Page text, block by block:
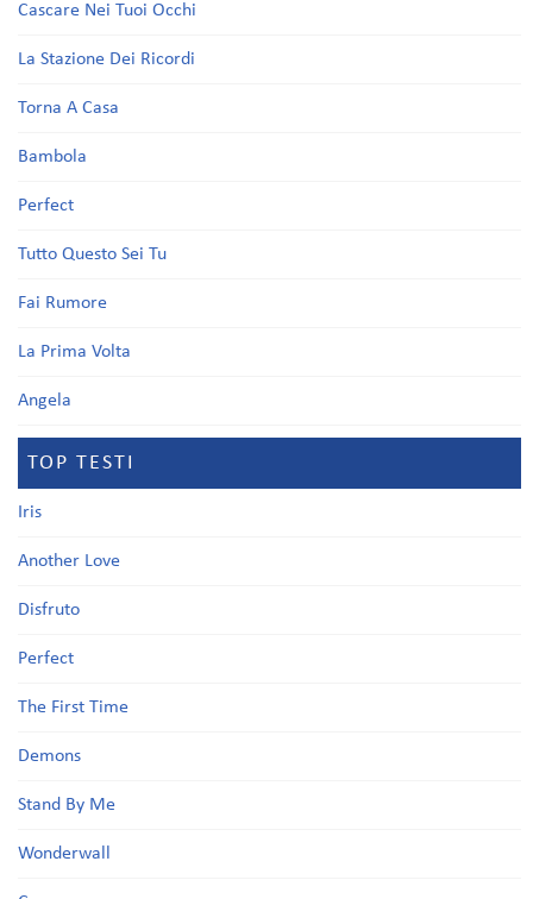
Cascare Nei Tuoi Occhi
La Stazione Dei Ricordi
Torna A Casa
Bambola
Perfect
Tutto Questo Sei Tu
Fai Rumore
La Prima Volta
Angela
TOP TESTI
Iris
Another Love
Disfruto
Perfect
The First Time
Demons
Stand By Me
Wonderwall